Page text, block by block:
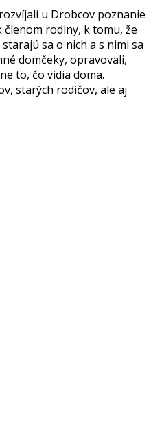
u Drobcov poznanie
rodiny, k tomu, že
sa o nich a s nimi sa
domčeky, opravovali,
to, čo vidia doma.
starých rodičov, ale aj